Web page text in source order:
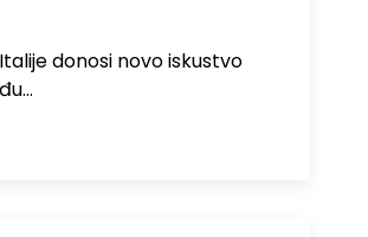
donosi novo iskustvo